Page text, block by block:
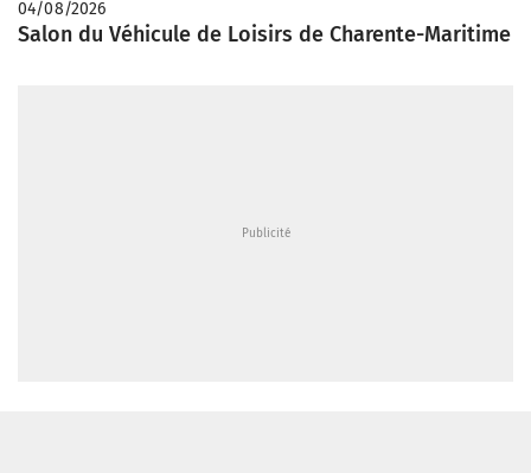
04/08/2026
Salon du Véhicule de Loisirs de Charente-Maritime